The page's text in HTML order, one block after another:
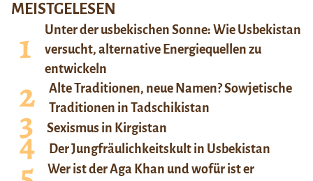
MEISTGELESEN
Unter der usbekischen Sonne: Wie Usbekistan
versucht, alternative Energiequellen zu
entwickeln
Alte Traditionen, neue Namen? Sowjetische
Traditionen in Tadschikistan
Sexismus in Kirgistan
Der Jungfräulichkeitskult in Usbekistan
Wer ist der Aga Khan und wofür ist er